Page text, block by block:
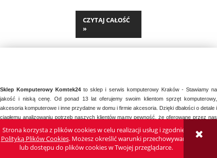
Strona korzysta z plików cookies w celu realizacji usług i zgodnie z
Polityką Plików Cookies. Możesz określić warunki przechowywania
lub dostępu do plików cookies w Twojej przeglądarce.
CZYTAJ CAŁOŚĆ
»
Sklep Komputerowy Komtek24 to sklep i serwis komputerowy Kraków - Stawiamy na
jakość i niską cenę. Od ponad 13 lat oferujemy swoim klientom sprzęt komputerowy,
akcesoria komputerowe i inne przydatne w domu i firmie akcesoria. Dzięki dbałości o detale i
ciągłemu analizowaniu potrzeb naszych klientów mamy pewność, że oferowane przez nas
sprzęty oraz usługi serwisowe spełniają wymogi najbardziej wymagających klientów. Sklep
internetowy KOMTEK24 powstał dla naszych klientów by 24 godziny na dobę 7 dni w
tygodniu mieli dostęp do najlepszego sprzętu w najatrakcyjniejszych cenach na rynku.